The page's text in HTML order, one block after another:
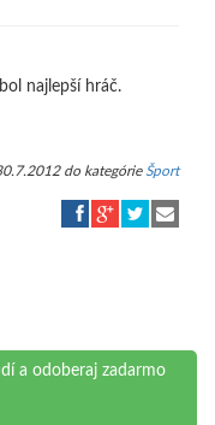
najlepší hráč.
do kategórie Šport
a odoberaj zadarmo